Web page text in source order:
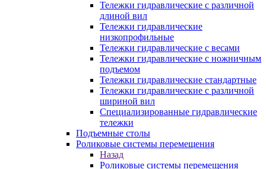
Тележки гидравлические с различной
длиной вил
Тележки гидравлические
низкопрофильные
Тележки гидравлические с весами
Тележки гидравлические с ножничным
подъемом
Тележки гидравлические стандартные
Тележки гидравлические с различной
шириной вил
Специализированные гидравлические
тележки
Подъемные столы
Роликовые системы перемещения
Назад
Роликовые системы перемещения